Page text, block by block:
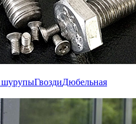
шурупыГвоздиДюбельная